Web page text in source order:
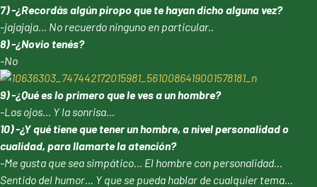
7) -¿Recordás algún piropo que te hayan dicho alguna vez?
-jajajaja… No recuerdo ninguno en particular..
8) -¿Novio tenés?
-No
9) -¿Qué es lo primero que le ves a un hombre?
-Los ojos… Y la sonrisa…
10) -¿Y qué tiene que tener un hombre, a nivel personalidad o
cualidad, para llamarte la atención?
-Me gusta que sea simpático… El hombre con personalidad…
Sentido del humor… Y que se pueda hablar de cualquier tema…